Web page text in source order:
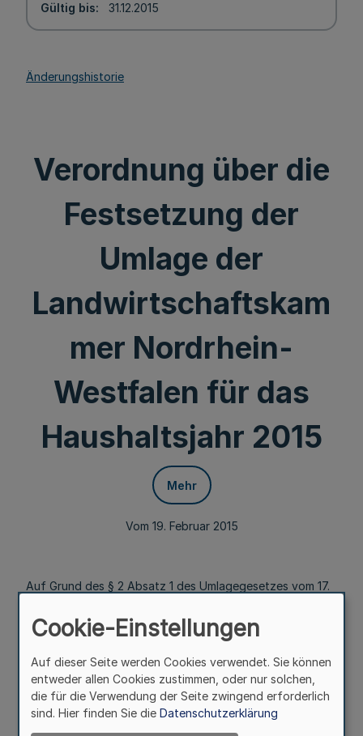
Gültig bis
31.12.2015
Änderungshistorie
Verordnung über die
Festsetzung der
Umlage der
Landwirtschaftskam
mer Nordrhein-
Westfalen für das
Haushaltsjahr 2015
Mehr
Vom 19. Februar 2015
Auf Grund des § 2 Absatz 1 des Umlagegesetzes vom 17.
Klimaschutz, Umwelt, Landwirtschaft, Natur- und
Verbraucherschutz des Landes Nordrhein-Westfalen:
§ 1
Mehr
Cookie-Einstellungen
Auf dieser Seite werden Cookies verwendet. Sie können
entweder allen Cookies zustimmen, oder nur solchen,
die für die Verwendung der Seite zwingend erforderlich
sind. Hier finden Sie die Datenschutzerklärung